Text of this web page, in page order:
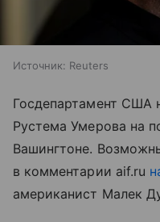
Источник: Reuters
Госдепартамент США
Рустема Умерова на
Вашингтоне.
в комментарии aif.ru
американист Малек